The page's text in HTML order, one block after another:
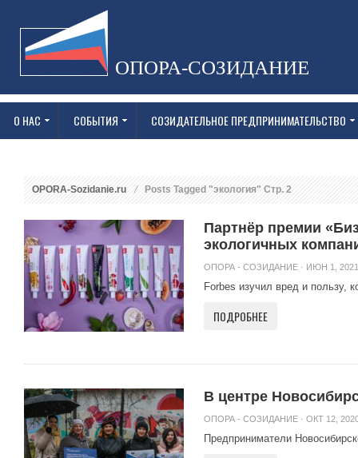
ОПОРА-СОЗИДАНИЕ
О НАС СОБЫТИЯ СОЗИДАТЕЛЬНОЕ ПРЕДПРИНИМАТЕЛЬСТВО
OPORA-Sozidanie.ru Posts Tagged "экология" Стр. 2
Партнёр премии
экологичных
ОПОРА - СОЗИДАНИЕ · ИЮН 1,
Forbes изучил вред и пользу,
ПОДРОБНЕЕ
В центре
ОПОРА - СОЗИДАНИЕ · ОКТ 12,
Предприниматели